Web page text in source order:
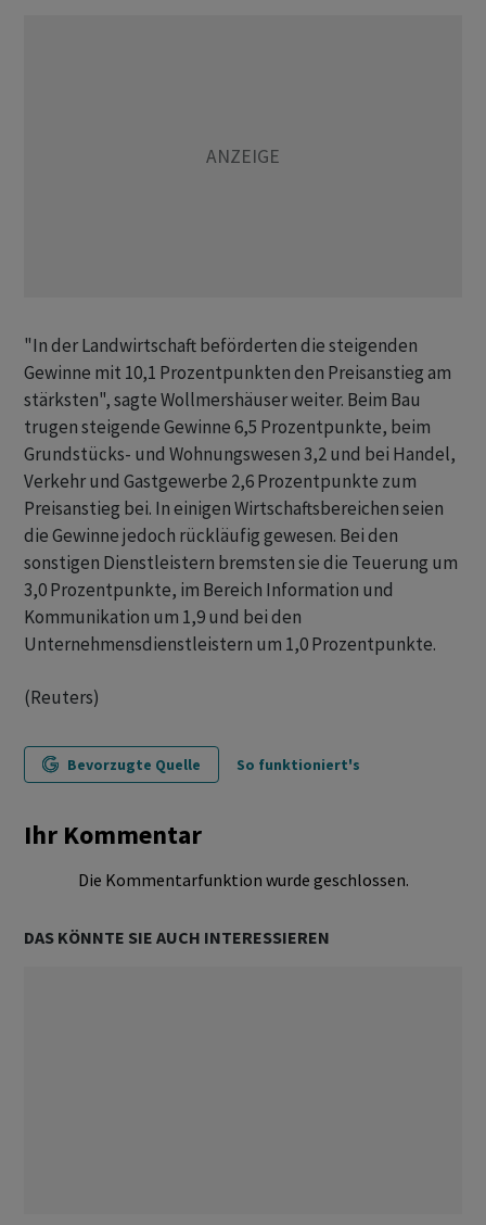
"In der Landwirtschaft beförderten die steigenden
Gewinne mit 10,1 Prozentpunkten den Preisanstieg am
stärksten", sagte Wollmershäuser weiter. Beim Bau
trugen steigende Gewinne 6,5 Prozentpunkte, beim
Grundstücks- und Wohnungswesen 3,2 und bei Handel,
Verkehr und Gastgewerbe 2,6 Prozentpunkte zum
Preisanstieg bei. In einigen Wirtschaftsbereichen seien
die Gewinne jedoch rückläufig gewesen. Bei den
sonstigen Dienstleistern bremsten sie die Teuerung um
3,0 Prozentpunkte, im Bereich Information und
Kommunikation um 1,9 und bei den
Unternehmensdienstleistern um 1,0 Prozentpunkte.
(Reuters)
Bevorzugte Quelle So funktioniert's
Ihr Kommentar
Die Kommentarfunktion wurde geschlossen.
DAS KÖNNTE SIE AUCH INTERESSIEREN